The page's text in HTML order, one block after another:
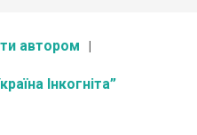
автором
Інкогніта”